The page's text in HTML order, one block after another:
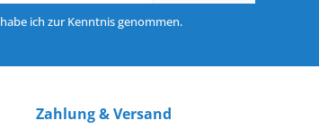
habe ich zur Kenntnis genommen.
Zahlung & Versand